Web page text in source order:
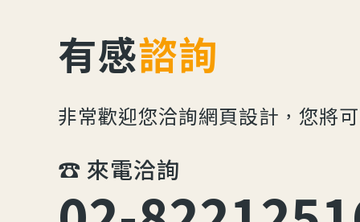
有感諮詢
非常歡迎您洽詢網頁設計，您將
☎︎ 來電洽詢